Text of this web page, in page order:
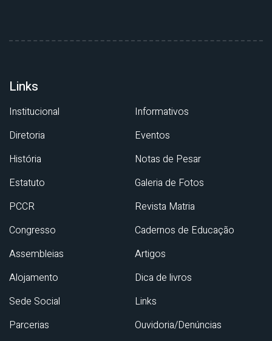
Links
Institucional
Diretoria
História
Estatuto
PCCR
Congresso
Assembleias
Alojamento
Sede Social
Parcerias
Informativos
Eventos
Notas de Pesar
Galeria de Fotos
Revista Matria
Cadernos de Educação
Artigos
Dica de livros
Links
Ouvidoria/Denúncias